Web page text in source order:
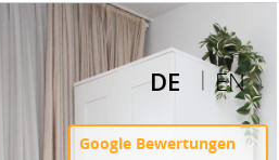
DE EN
Google Bewertungen